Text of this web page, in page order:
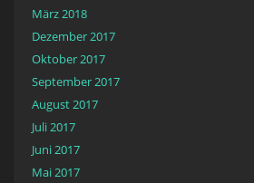
März 2018
Dezember 2017
Oktober 2017
September 2017
August 2017
Juli 2017
Juni 2017
Mai 2017